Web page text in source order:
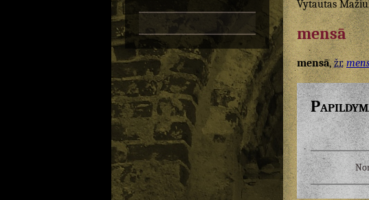
Vytautas
mensā
mensā,žr.